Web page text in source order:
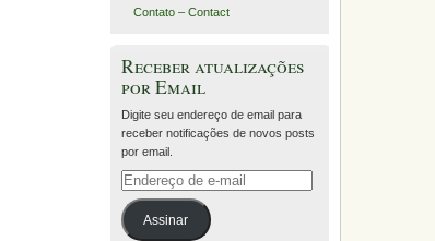
Contato – Contact
Receber atualizações
por Email
Digite seu endereço de email para
receber notificações de novos posts
por email.
Endereço
e-
mail
Assinar